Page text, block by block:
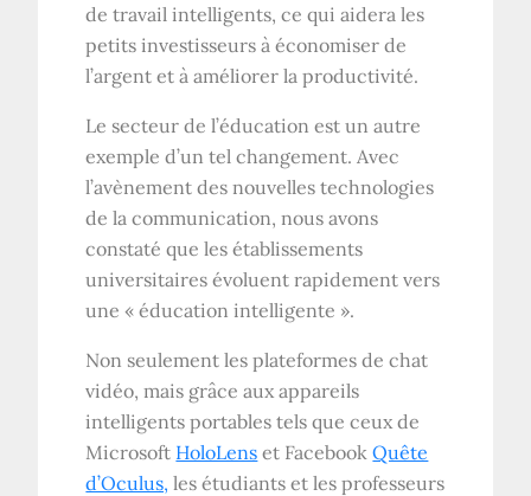
de travail intelligents, ce qui aidera les
petits investisseurs à économiser de
l’argent et à améliorer la productivité.
Le secteur de l’éducation est un autre
exemple d’un tel changement. Avec
l’avènement des nouvelles technologies
de la communication, nous avons
constaté que les établissements
universitaires évoluent rapidement vers
une « éducation intelligente ».
Non seulement les plateformes de chat
vidéo, mais grâce aux appareils
intelligents portables tels que ceux de
Microsoft HoloLens et FacebookQuête
d’Oculus, les étudiants et les professeurs